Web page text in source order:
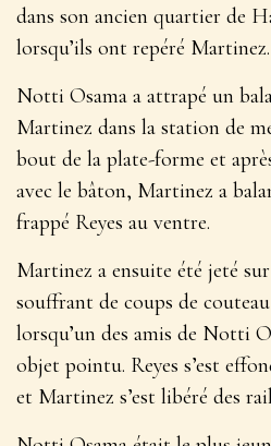
dans son ancien quartier de
lorsqu’ils ont repéré Martinez.
Notti Osama a attrapé un
Martinez dans la station de
bout de la plate-forme et
avec le bâton, Martinez a
frappé Reyes au ventre.
Martinez a ensuite été jeté
souffrant de coups de
lorsqu’un des amis de Notti
objet pointu. Reyes s’est
et Martinez s’est libéré des